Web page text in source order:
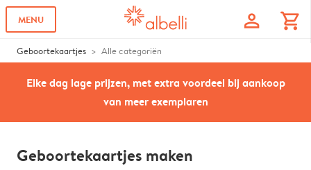
MENU profile shopping_cart
Geboortekaartjes Alle categoriën
Elke dag lage prijzen, met extra voordeel bij aankoop
van meer exemplaren
Geboortekaartjes maken